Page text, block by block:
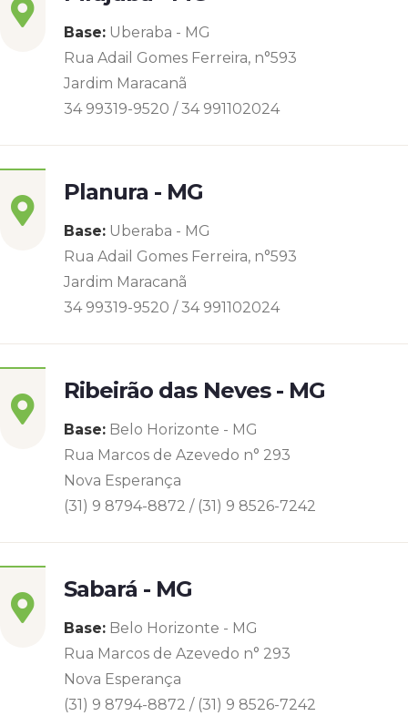
Base: Uberaba - MG
Rua Adail Gomes Ferreira, n°593
Jardim Maracanã
34 99319-9520 / 34 991102024
Planura - MG
Base: Uberaba - MG
Rua Adail Gomes Ferreira, n°593
Jardim Maracanã
34 99319-9520 / 34 991102024
Ribeirão das Neves - MG
Base: Belo Horizonte - MG
Rua Marcos de Azevedo n° 293
Nova Esperança
(31) 9 8794-8872 / (31) 9 8526-7242
Sabará - MG
Base: Belo Horizonte - MG
Rua Marcos de Azevedo n° 293
Nova Esperança
(31) 9 8794-8872 / (31) 9 8526-7242